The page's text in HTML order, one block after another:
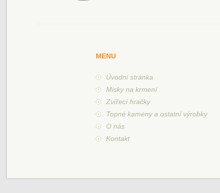
MENU
Úvodní stránka
Misky na krmení
Zvířecí hračky
Topné kameny a ostatní výrobky
O nás
Kontakt